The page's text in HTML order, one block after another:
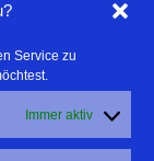
Service zu
Immer aktiv
Bort